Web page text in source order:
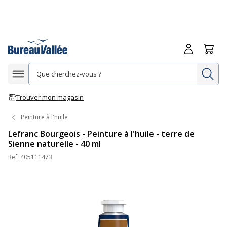
Afficher la navigation
Trouver mon magasin
Me
Peinture à l'huile
Lefranc Bourgeois - Peinture à l'huile - terre de
Sienne naturelle - 40 ml
Ref. 405111473